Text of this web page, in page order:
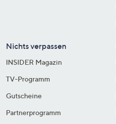
Nichts verpassen
INSIDER Magazin
TV-Programm
Gutscheine
Partnerprogramm